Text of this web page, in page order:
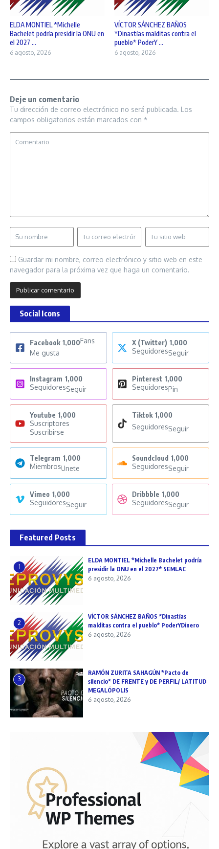
ELDA MONTIEL *Michelle
Bachelet podría presidir la ONU en
el 2027 ...
6 agosto, 2026
VÍCTOR SÁNCHEZ BAÑOS
*Dinastías malditas contra el
pueblo* PoderY ...
6 agosto, 2026
Deje un comentario
Tu dirección de correo electrónico no será publicada. Los
campos obligatorios están marcados con *
Guardar mi nombre, correo electrónico y sitio web en este
navegador para la próxima vez que haga un comentario.
Social Icons
Facebook 1,000Fans
Me gusta
X (Twitter) 1,000
SeguidoresSeguir
Instagram 1,000
SeguidoresSeguir
Pinterest 1,000
SeguidoresPin
Youtube 1,000
Suscriptores
Suscribirse
Tiktok 1,000
SeguidoresSeguir
Telegram 1,000
MiembrosUnete
Soundcloud 1,000
SeguidoresSeguir
Vimeo 1,000
SeguidoresSeguir
Dribbble 1,000
SeguidoresSeguir
Featured Posts
1
ELDA MONTIEL *Michelle Bachelet podría
presidir la ONU en el 2027* SEMLAC
6 agosto, 2026
2
VÍCTOR SÁNCHEZ BAÑOS *Dinastías
malditas contra el pueblo* PoderYDinero
6 agosto, 2026
3
RAMÓN ZURITA SAHAGÚN *Pacto de
silencio* DE FRENTE y DE PERFIL/ LATITUD
MEGALÓPOLIS
6 agosto, 2026